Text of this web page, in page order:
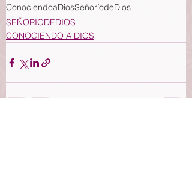
ConociendoaDiosSeñoríodeDios
SEÑORIODEDIOS
CONOCIENDO A DIOS